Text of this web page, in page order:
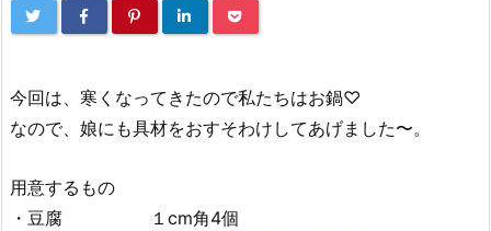
今回は、寒くなってきたので私たちはお鍋♡
なので、娘にも具材をおすそわけしてあげました〜。
用意するもの
・豆腐 １cm角4個